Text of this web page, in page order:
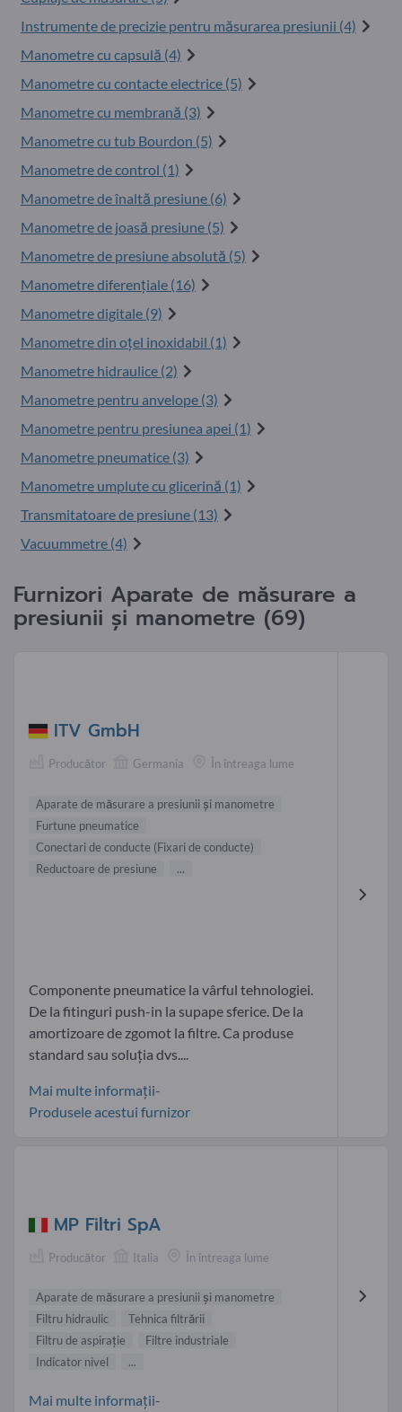
Instrumente de precizie pentru măsurarea presiunii (4)
Manometre cu capsulă (4)
Manometre cu contacte electrice (5)
Manometre cu membrană (3)
Manometre cu tub Bourdon (5)
Manometre de control (1)
Manometre de înaltă presiune (6)
Manometre de joasă presiune (5)
Manometre de presiune absolută (5)
Manometre diferențiale (16)
Manometre digitale (9)
Manometre din oțel inoxidabil (1)
Manometre hidraulice (2)
Manometre pentru anvelope (3)
Manometre pentru presiunea apei (1)
Manometre pneumatice (3)
Manometre umplute cu glicerină (1)
Transmitatoare de presiune (13)
Vacuummetre (4)
Furnizori Aparate de măsurare a
presiunii și manometre (69)
ITV GmbH
Producător Germania În întreaga lume
Aparate de măsurare a presiunii și manometre
Furtune pneumatice
Conectari de conducte (Fixari de conducte)
Reductoare de presiune
...
Componente pneumatice la vârful tehnologiei.
De la fitinguri push-in la supape sferice. De la
amortizoare de zgomot la filtre. Ca produse
standard sau soluția dvs....
Mai multe informații-
Produsele acestui furnizor
MP Filtri SpA
Producător Italia În întreaga lume
Aparate de măsurare a presiunii și manometre
Filtru hidraulic
Tehnica filtrării
Filtru de aspiraţie
Filtre industriale
Indicator nivel
...
Mai multe informații-